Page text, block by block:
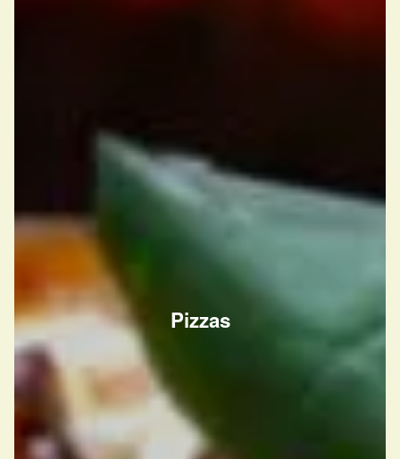
Pizzas